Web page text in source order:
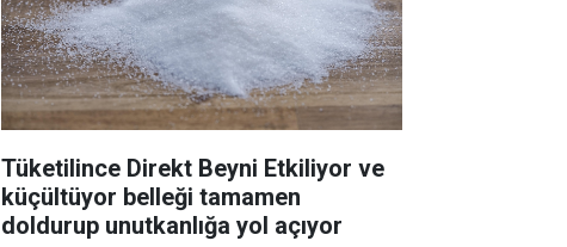
Tüketilince Direkt Beyni Etkiliyor ve
küçültüyor belleği tamamen
doldurup unutkanlığa yol açıyor